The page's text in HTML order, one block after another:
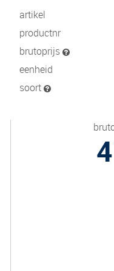
artikel
productnr
brutoprijs
eenheid
soort